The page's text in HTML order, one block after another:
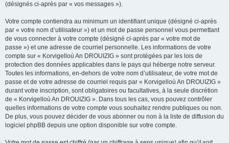
(désignés ci-après par « vos messages »).
Votre compte contiendra au minimum un identifiant unique (désigné ci-après
par « votre nom d’utilisateur ») et un mot de passe personnel vous permettant
de vous connecter à votre compte (désigné ci-après par « votre mot de
passe ») et une adresse de courriel personnelle. Les informations de votre
compte sur « Korvigelloù An DROUIZIG » sont protégées par les lois de
protection des données applicables dans le pays qui héberge notre serveur.
Toutes les informations, en-dehors de votre nom d’utilisateur, de votre mot de
passe et de votre adresse de courriel requis par « Korvigelloù An DROUIZIG »
durant votre inscription, sont obligatoires ou facultatives, à la seule discrétion
de « Korvigelloù An DROUIZIG ». Dans tous les cas, vous pouvez contrôler
quelles informations de votre compte vous souhaitez rendre publiques ou non.
De plus, vous pouvez décider de vous abonner ou non à la liste de diffusion du
logiciel phpBB depuis une option disponible sur votre compte.